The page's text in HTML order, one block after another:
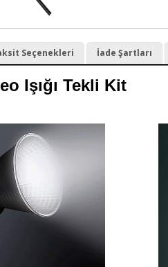
Seçenekleri İade Şartları
Işığı Tekli Kit